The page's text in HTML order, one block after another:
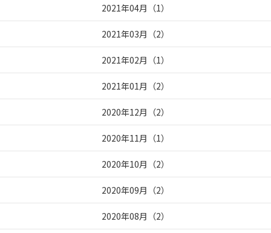
2021年04月 （1）
2021年03月 （2）
2021年02月 （1）
2021年01月 （2）
2020年12月 （2）
2020年11月 （1）
2020年10月 （2）
2020年09月 （2）
2020年08月 （2）